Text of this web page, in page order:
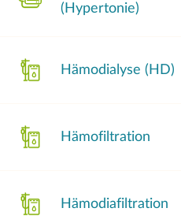
(Hypertonie)
Hämodialyse (HD)
Hämofiltration
Hämodiafiltration